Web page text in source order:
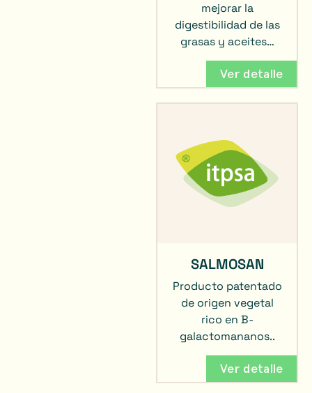
mejorar la
digestibilidad de las
grasas y aceites…
Ver detalle
SALMOSAN
Producto patentado
de origen vegetal
rico en B-
galactomananos..
Ver detalle